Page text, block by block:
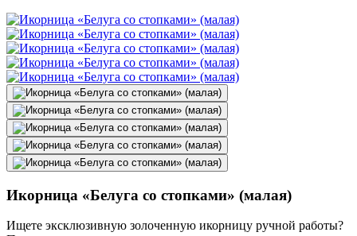
Икорница «Белуга со стопками» (малая)
Ищете эксклюзивную золоченную икорницу ручной работы?